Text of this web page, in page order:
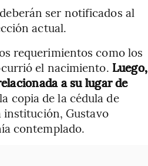
ser notificados al
actual.
requerimientos como los
el nacimiento. Luego,
a su lugar de
copia de la cédula de
institución, Gustavo
contemplado.